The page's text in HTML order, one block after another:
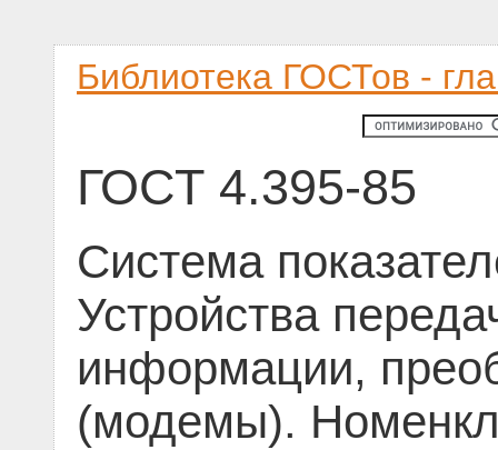
Библиотека ГОСТов -
ГОСТ 4.395-85
Система
Устройства
информации,
(модемы).